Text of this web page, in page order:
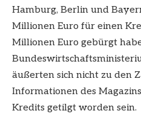
Hamburg, Berlin und
Millionen Euro für einen
Millionen Euro gebürgt
äußerten sich nicht zu den
Informationen des
Kredits getilgt worden sein.